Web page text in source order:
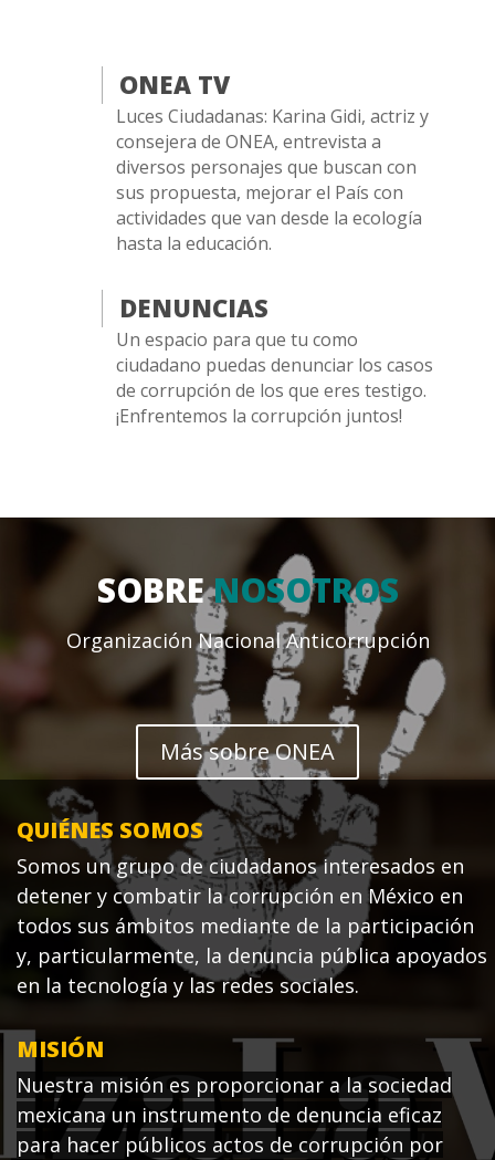
ONEA TV
Luces Ciudadanas: Karina Gidi, actriz y
consejera de ONEA, entrevista a
diversos personajes que buscan con
sus propuesta, mejorar el País con
actividades que van desde la ecología
hasta la educación.
DENUNCIAS
Un espacio para que tu como
ciudadano puedas denunciar los casos
de corrupción de los que eres testigo.
¡Enfrentemos la corrupción juntos!
SOBRENOSOTROS
Organización Nacional Anticorrupción
Más sobre ONEA
QUIÉNES SOMOS
Somos un grupo de ciudadanos interesados en
detener y combatir la corrupción en México en
todos sus ámbitos mediante de la participación
y, particularmente, la denuncia pública apoyados
en la tecnología y las redes sociales.
MISIÓN
Nuestra misión es proporcionar a la sociedad
mexicana un instrumento de denuncia eficaz
para hacer públicos actos de corrupción por